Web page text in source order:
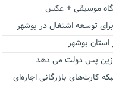
موسیقی + عکس
توسعه اشتغال در بوشهر
بوشهر
زین پس دولت می دهد